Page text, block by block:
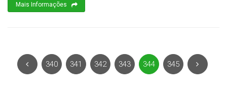
Mais Informações
340 341 342 343 344 345